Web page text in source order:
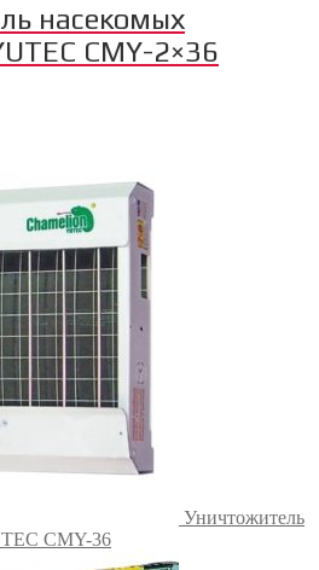
насекомых
CMY-2×36
Уничтожитель
CMY-36